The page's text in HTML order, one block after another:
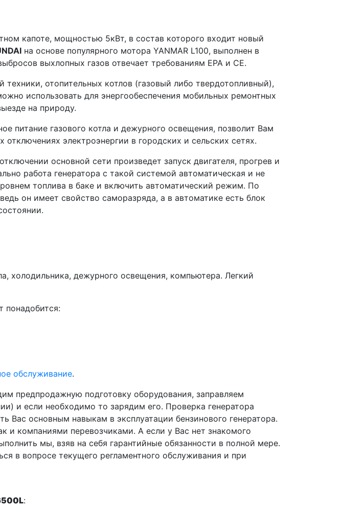
капоте, мощностью 5кВт, в состав которого входит новый
на основе популярного мотора YANMAR L100, выполнен в
выхлопных газов отвечает требованиям EPA и CE.
отопительных котлов (газовый либо твердотопливный),
использовать для энергообеспечения мобильных ремонтных
на природу.
питание газового котла и дежурного освещения, позволит Вам
электроэнергии в городских и сельских сетях.
основной сети произведет запуск двигателя, прогрев и
работа генератора с такой системой автоматическая и не
топлива в баке и включить автоматический режим. По
он имеет свойство саморазряда, а в автоматике есть блок
холодильника, дежурного освещения, компьютера. Легкий
понадобится:
обслуживание.
предпродажную подготовку оборудования, заправляем
и если необходимо то зарядим его. Проверка генератора
Вас основным навыкам в эксплуатации бензинового генератора.
и компаниями перевозчиками. А если у Вас нет знакомого
мы, взяв на себя гарантийные обязанности в полной мере.
в вопросе текущего регламентного обслуживания и при
: